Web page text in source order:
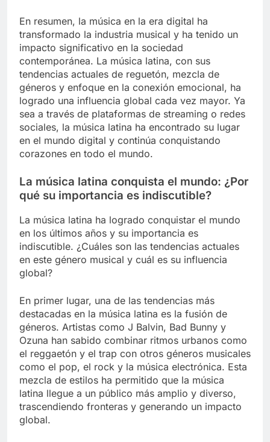
En resumen, la música en la era digital ha
transformado la industria musical y ha tenido un
impacto significativo en la sociedad
contemporánea. La música latina, con sus
tendencias actuales de reguetón, mezcla de
géneros y enfoque en la conexión emocional, ha
logrado una influencia global cada vez mayor. Ya
sea a través de plataformas de streaming o redes
sociales, la música latina ha encontrado su lugar
en el mundo digital y continúa conquistando
corazones en todo el mundo.
La música latina conquista el mundo: ¿Por
qué su importancia es indiscutible?
La música latina ha logrado conquistar el mundo
en los últimos años y su importancia es
indiscutible. ¿Cuáles son las tendencias actuales
en este género musical y cuál es su influencia
global?
En primer lugar, una de las tendencias más
destacadas en la música latina es la fusión de
géneros. Artistas como J Balvin, Bad Bunny y
Ozuna han sabido combinar ritmos urbanos como
el reggaetón y el trap con otros géneros musicales
como el pop, el rock y la música electrónica. Esta
mezcla de estilos ha permitido que la música
latina llegue a un público más amplio y diverso,
trascendiendo fronteras y generando un impacto
global.